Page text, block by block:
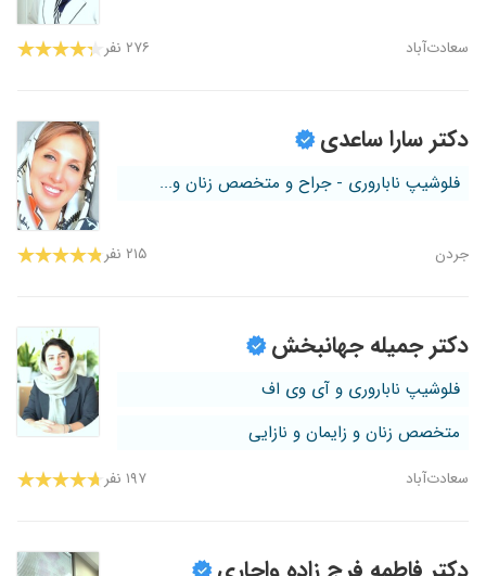
سعادت‌آباد ۲۷۶ نفر
دکتر سارا ساعدی
فلوشیپ ناباروری - جراح و متخصص زنان و...
جردن ۲۱۵ نفر
دکتر جمیله جهانبخش
فلوشیپ ناباروری و آی وی اف
متخصص زنان و زایمان و نازایی
سعادت‌آباد ۱۹۷ نفر